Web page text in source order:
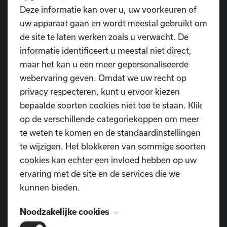
niet, groot of klein! Neem je hele familie mee, van oma
en opa tot vriendjes en vriendinnetjes! Vergeet niet je
zaklamp, regenjas en laarzen, want je weet nooit wat
de nacht brengt... Kom gerust verkleed als je favoriete
monster, vampier of heks!
🎃 Pompoenwedstrijd! 🎃
Versier je eigen enge pompoen, breng hem mee en wie
weet win jij een angstaanjagend leuke prijs!
Bereid je voor op een avond vol griezelplezier,
spanning en een vleugje magie. Wij kunnen niet
wachten om jou te zien... als je durft! 👀🎃
Download de brief
Deze informatie kan over u, uw voorkeuren of
uw apparaat gaan en wordt meestal gebruikt om
de site te laten werken zoals u verwacht. De
informatie identificeert u meestal niet direct,
maar het kan u een meer gepersonaliseerde
webervaring geven. Omdat we uw recht op
privacy respecteren, kunt u ervoor kiezen
bepaalde soorten cookies niet toe te staan. Klik
op de verschillende categoriekoppen om meer
te weten te komen en de standaardinstellingen
te wijzigen. Het blokkeren van sommige soorten
cookies kan echter een invloed hebben op uw
ervaring met de site en de services die we
kunnen bieden.
Noodzakelijke cookies